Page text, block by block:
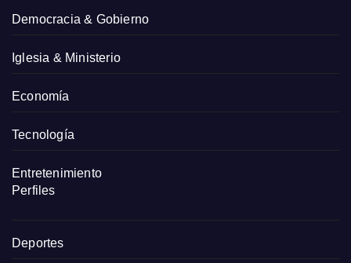
Democracia & Gobierno
Iglesia & Ministerio
Economía
Tecnología
Entretenimiento
Perfiles
Deportes